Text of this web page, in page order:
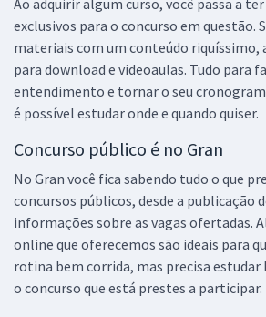
exclusivos para o concurso em questão.
materiais com um conteúdo riquíssimo,
para download e videoaulas. Tudo para
entendimento e tornar o seu
é possível estudar onde e quando quiser.
Concurso público é no Gran
No Gran você fica sabendo tudo o que
concursos públicos, desde a publicação
informações sobre as vagas ofertadas.
online que oferecemos são ideais para
rotina bem corrida, mas precisa estudar
o concurso que está prestes a participar.